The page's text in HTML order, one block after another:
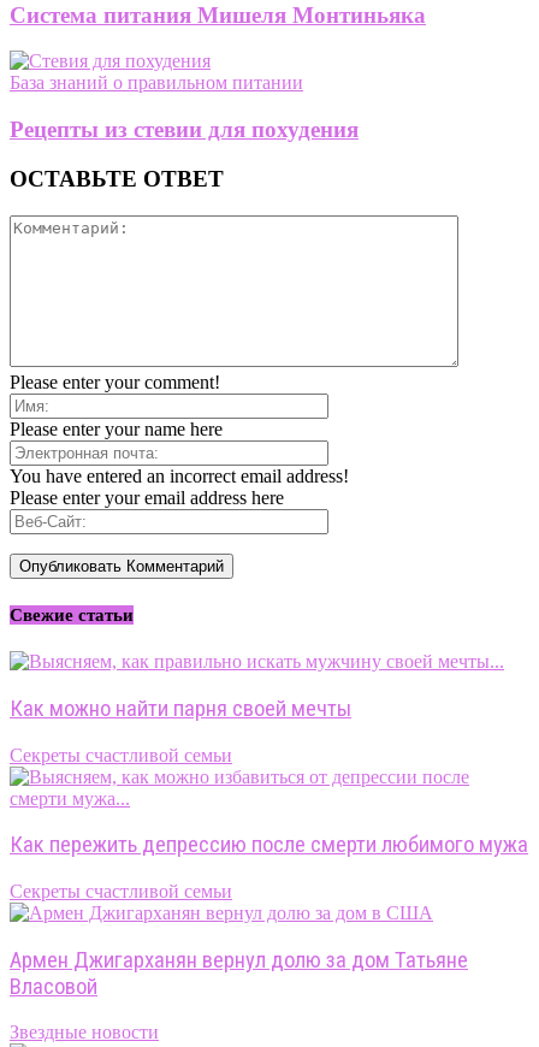
Система питания Мишеля Монтиньяка
База знаний о правильном питании
Рецепты из стевии для похудения
ОСТАВЬТЕ ОТВЕТ
Please enter your comment!
Please enter your name here
You have entered an incorrect email address!
Please enter your email address here
Свежие статьи
Как можно найти парня своей мечты
Секреты счастливой семьи
Как пережить депрессию после смерти любимого мужа
Секреты счастливой семьи
Армен Джигарханян вернул долю за дом Татьяне
Власовой
Звездные новости